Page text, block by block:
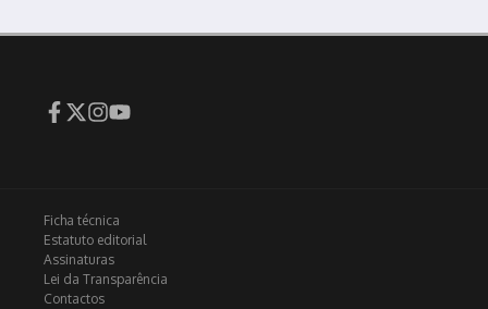
Ficha técnica
Estatuto editorial
Assinaturas
Lei da Transparência
Contactos